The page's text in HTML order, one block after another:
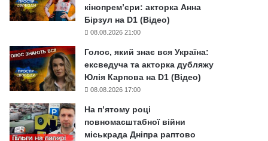
кінопрем’єри: акторка Анна
Бірзул на D1 (Відео)
08.08.2026 21:00
Голос, який знає вся Україна:
ексведуча та акторка дубляжу
Юлія Карпова на D1 (Відео)
08.08.2026 17:00
На п’ятому році
повномасштабної війни
міськрада Дніпра раптово